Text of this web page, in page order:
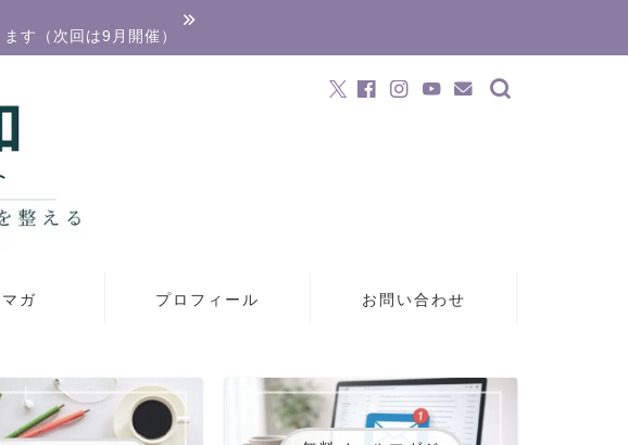
す（次回は9月開催）
ガ プロフィール お問い合わせ